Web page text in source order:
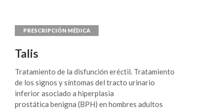
Talis
Tratamiento de la disfunción eréctil. Tratamiento
de los signos y síntomas del tracto urinario
inferior asociado a hiperplasia
prostática benigna (BPH) en hombres adultos